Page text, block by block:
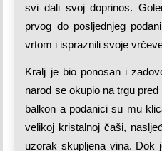
svi dali svoj doprinos.
prvog do posljednjeg
vrtom i ispraznili svoje
Kralj je bio ponosan i
narod se okupio na trgu
balkon a podanici su mu
velikoj kristalnoj čaši,
uzorak skupljena vina. Dok